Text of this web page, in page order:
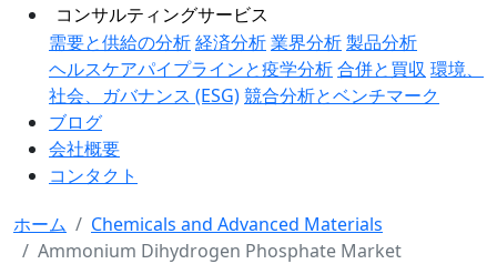
コンサルティングサービス
需要と供給の分析経済分析業界分析製品分析
ヘルスケアパイプラインと疫学分析合併と買収 環境、
社会、ガバナンス (ESG)競合分析とベンチマーク
ブログ
会社概要
コンタクト
ホーム
Chemicals and Advanced Materials
Ammonium Dihydrogen Phosphate Market